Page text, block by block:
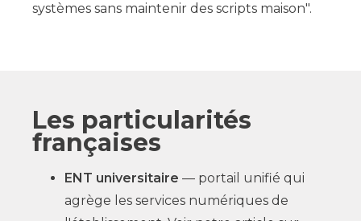
systèmes sans maintenir des scripts maison".
Les particularités
françaises
ENT universitaire — portail unifié qui
agrège les services numériques de